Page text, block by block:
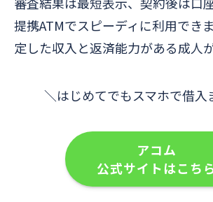
提携ATMでスピーディに利用でき
定した収入と返済能力がある成人
＼はじめてでもスマホで借入
アコム
公式サイトはこち